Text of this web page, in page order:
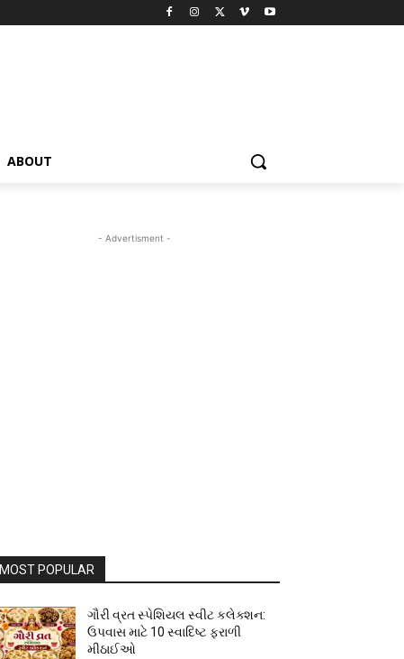
ABOUT
- Advertisment -
MOST POPULAR
ગૌરી વ્રત સ્પેશિયલ સ્વીટ કલેક્શન:
ઉપવાસ માટે 10 સ્વાદિષ્ટ ફરાળી
મીઠાઈઓ